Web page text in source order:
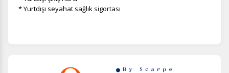
* Yurtdışı seyahat sağlık sigortası